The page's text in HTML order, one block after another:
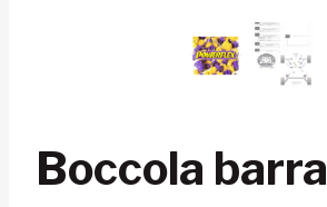
Boccola barra